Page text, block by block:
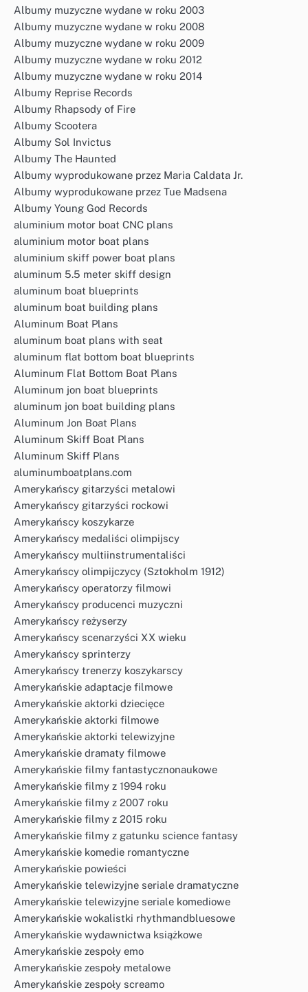
Albumy muzyczne wydane w roku 2003
Albumy muzyczne wydane w roku 2008
Albumy muzyczne wydane w roku 2009
Albumy muzyczne wydane w roku 2012
Albumy muzyczne wydane w roku 2014
Albumy Reprise Records
Albumy Rhapsody of Fire
Albumy Scootera
Albumy Sol Invictus
Albumy The Haunted
Albumy wyprodukowane przez Maria Caldata Jr.
Albumy wyprodukowane przez Tue Madsena
Albumy Young God Records
aluminium motor boat CNC plans
aluminium motor boat plans
aluminium skiff power boat plans
aluminum 5.5 meter skiff design
aluminum boat blueprints
aluminum boat building plans
Aluminum Boat Plans
aluminum boat plans with seat
aluminum flat bottom boat blueprints
Aluminum Flat Bottom Boat Plans
Aluminum jon boat blueprints
aluminum jon boat building plans
Aluminum Jon Boat Plans
Aluminum Skiff Boat Plans
Aluminum Skiff Plans
aluminumboatplans.com
Amerykańscy gitarzyści metalowi
Amerykańscy gitarzyści rockowi
Amerykańscy koszykarze
Amerykańscy medaliści olimpijscy
Amerykańscy multiinstrumentaliści
Amerykańscy olimpijczycy (Sztokholm 1912)
Amerykańscy operatorzy filmowi
Amerykańscy producenci muzyczni
Amerykańscy reżyserzy
Amerykańscy scenarzyści XX wieku
Amerykańscy sprinterzy
Amerykańscy trenerzy koszykarscy
Amerykańskie adaptacje filmowe
Amerykańskie aktorki dziecięce
Amerykańskie aktorki filmowe
Amerykańskie aktorki telewizyjne
Amerykańskie dramaty filmowe
Amerykańskie filmy fantastycznonaukowe
Amerykańskie filmy z 1994 roku
Amerykańskie filmy z 2007 roku
Amerykańskie filmy z 2015 roku
Amerykańskie filmy z gatunku science fantasy
Amerykańskie komedie romantyczne
Amerykańskie powieści
Amerykańskie telewizyjne seriale dramatyczne
Amerykańskie telewizyjne seriale komediowe
Amerykańskie wokalistki rhythmandbluesowe
Amerykańskie wydawnictwa książkowe
Amerykańskie zespoły emo
Amerykańskie zespoły metalowe
Amerykańskie zespoły screamo